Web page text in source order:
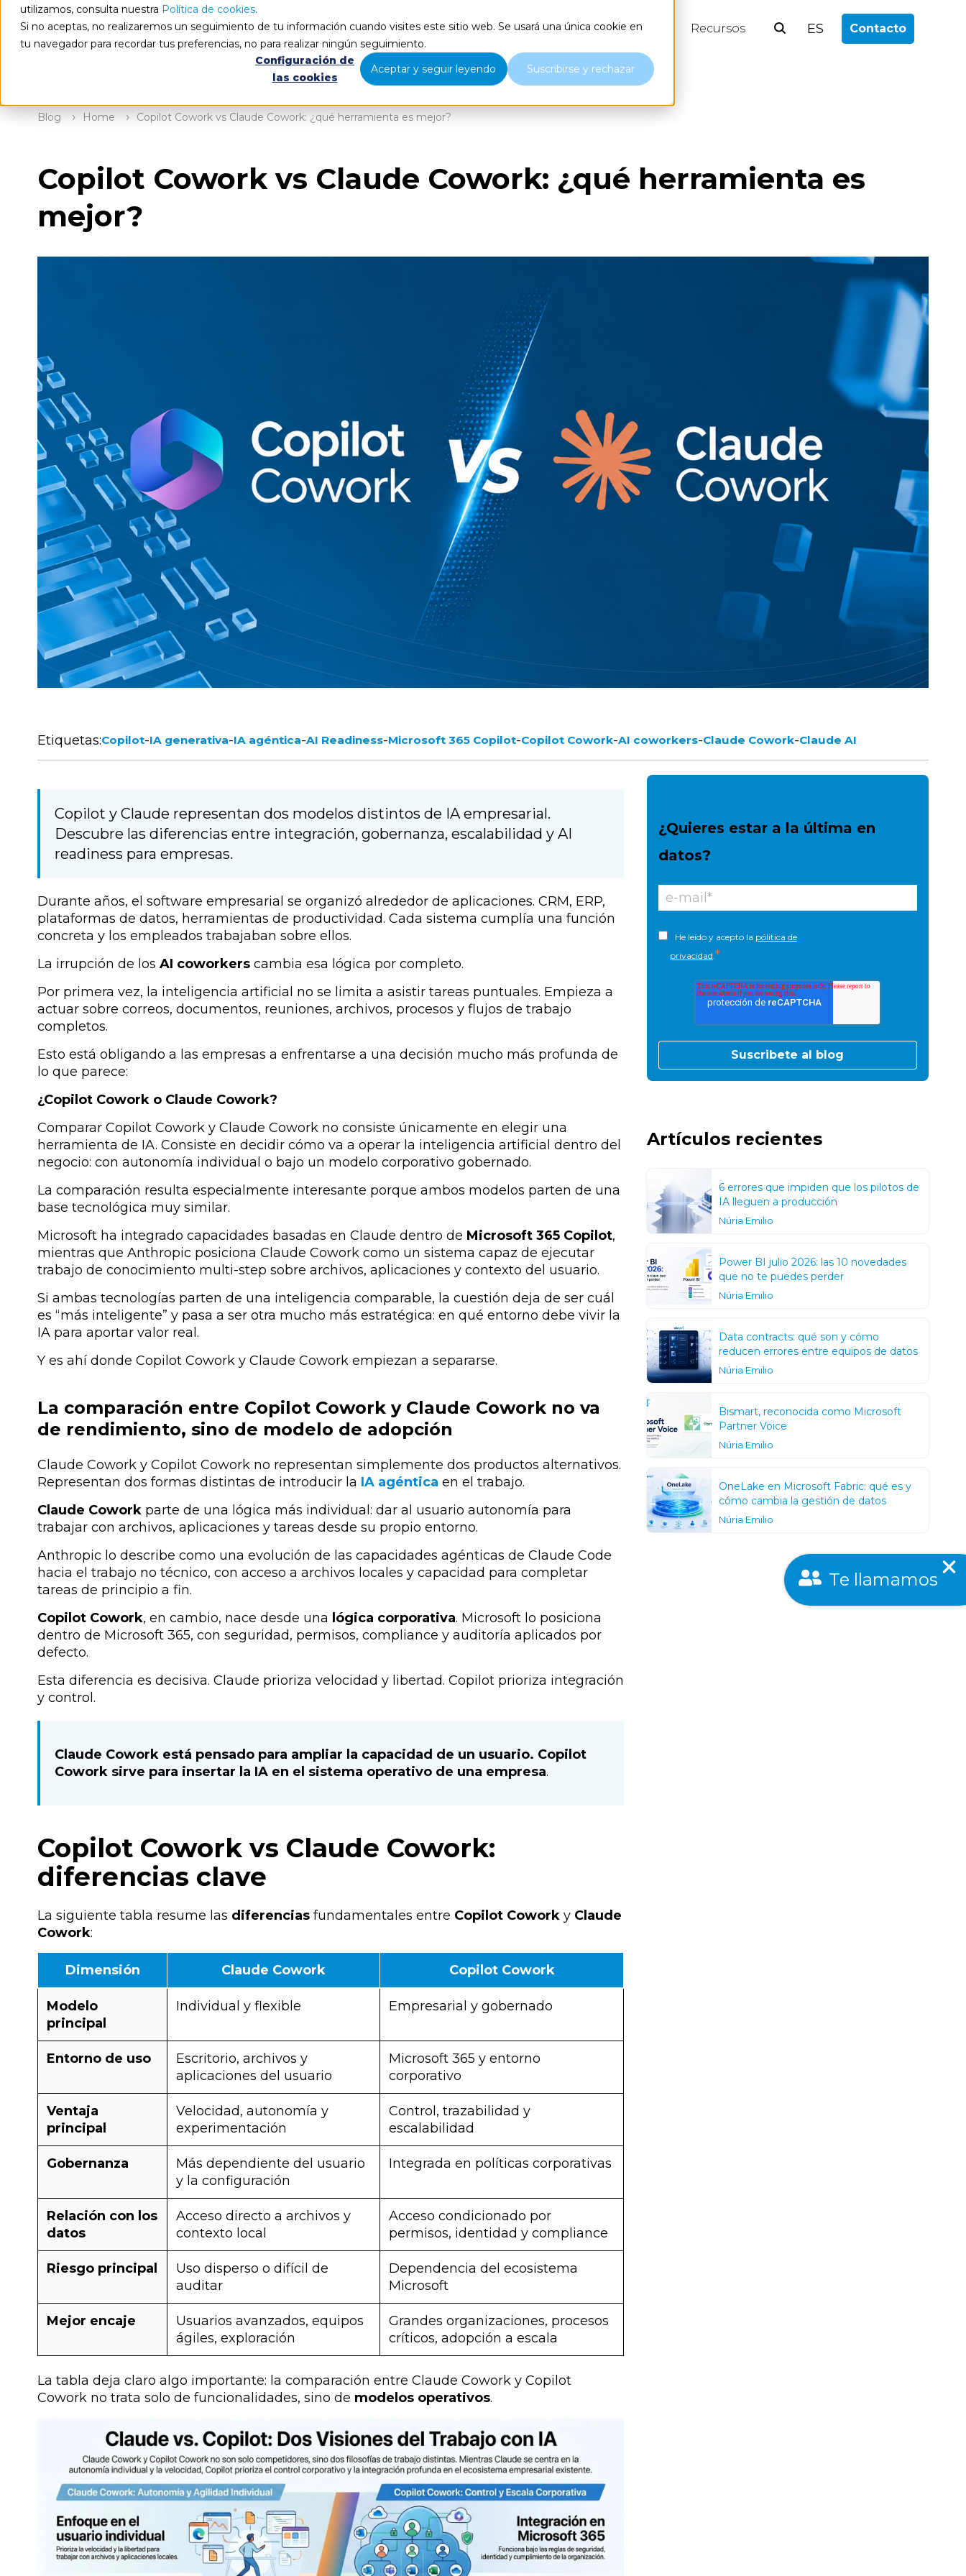
utilizamos, consulta nuestra Política de cookies.
Si no aceptas, no realizaremos un seguimiento de tu información cuando visites este sitio web. Se usará una única cookie en
tu navegador para recordar tus preferencias, no para realizar ningún seguimiento.
Configuración de
las cookies
Aceptar y seguir leyendo Suscribirse y rechazar
Qué hacemos Nosotros Blog Recursos ES Contacto
Blog Home Copilot Cowork vs Claude Cowork: ¿qué herramienta es mejor?
Copilot Cowork vs Claude Cowork: ¿qué herramienta es
mejor?
Etiquetas:Copilot-IA generativa-IA agéntica-AI Readiness-Microsoft 365 Copilot-Copilot Cowork-AI coworkers-Claude Cowork-Claude AI
Copilot y Claude representan dos modelos distintos de IA empresarial.
Descubre las diferencias entre integración, gobernanza, escalabilidad y AI
readiness para empresas.
Durante años, el software empresarial se organizó alrededor de aplicaciones. CRM, ERP,
plataformas de datos, herramientas de productividad. Cada sistema cumplía una función
concreta y los empleados trabajaban sobre ellos.
La irrupción de los AI coworkers cambia esa lógica por completo.
Por primera vez, la inteligencia artificial no se limita a asistir tareas puntuales. Empieza a
actuar sobre correos, documentos, reuniones, archivos, procesos y flujos de trabajo
completos.
Esto está obligando a las empresas a enfrentarse a una decisión mucho más profunda de
lo que parece:
¿Copilot Cowork o Claude Cowork?
Comparar Copilot Cowork y Claude Cowork no consiste únicamente en elegir una
herramienta de IA. Consiste en decidir cómo va a operar la inteligencia artificial dentro del
negocio: con autonomía individual o bajo un modelo corporativo gobernado.
La comparación resulta especialmente interesante porque ambos modelos parten de una
base tecnológica muy similar.
Microsoft ha integrado capacidades basadas en Claude dentro de Microsoft 365 Copilot,
mientras que Anthropic posiciona Claude Cowork como un sistema capaz de ejecutar
trabajo de conocimiento multi-step sobre archivos, aplicaciones y contexto del usuario.
Si ambas tecnologías parten de una inteligencia comparable, la cuestión deja de ser cuál
es “más inteligente” y pasa a ser otra mucho más estratégica: en qué entorno debe vivir la
IA para aportar valor real.
Y es ahí donde Copilot Cowork y Claude Cowork empiezan a separarse.
La comparación entre Copilot Cowork y Claude Cowork no va
de rendimiento, sino de modelo de adopción
Claude Cowork y Copilot Cowork no representan simplemente dos productos alternativos.
Representan dos formas distintas de introducir la IA agéntica en el trabajo.
Claude Cowork parte de una lógica más individual: dar al usuario autonomía para
trabajar con archivos, aplicaciones y tareas desde su propio entorno.
Anthropic lo describe como una evolución de las capacidades agénticas de Claude Code
hacia el trabajo no técnico, con acceso a archivos locales y capacidad para completar
tareas de principio a fin.
Copilot Cowork, en cambio, nace desde una lógica corporativa. Microsoft lo posiciona
dentro de Microsoft 365, con seguridad, permisos, compliance y auditoría aplicados por
defecto.
Esta diferencia es decisiva. Claude prioriza velocidad y libertad. Copilot prioriza integración
y control.
Claude Cowork está pensado para ampliar la capacidad de un usuario. Copilot
Cowork sirve para insertar la IA en el sistema operativo de una empresa.
Copilot Cowork vs Claude Cowork:
diferencias clave
La siguiente tabla resume las diferencias fundamentales entre Copilot Cowork y Claude
Cowork:
Dimensión Claude Cowork Copilot Cowork
Modelo
principal
Individual y flexible Empresarial y gobernado
Entorno de uso
Escritorio, archivos y
aplicaciones del usuario
Microsoft 365 y entorno
corporativo
Ventaja
principal
Velocidad, autonomía y
experimentación
Control, trazabilidad y
escalabilidad
Gobernanza
Más dependiente del usuario
y la configuración
Integrada en políticas corporativas
Relación con los
datos
Acceso directo a archivos y
contexto local
Acceso condicionado por
permisos, identidad y compliance
Riesgo principal
Uso disperso o difícil de
auditar
Dependencia del ecosistema
Microsoft
Mejor encaje
Usuarios avanzados, equipos
ágiles, exploración
Grandes organizaciones, procesos
críticos, adopción a escala
La tabla deja claro algo importante: la comparación entre Claude Cowork y Copilot
Cowork no trata solo de funcionalidades, sino de modelos operativos.
¿Quieres estar a la última en
datos?
He leído y acepto la pólitica de
privacidad *
Artículos recientes
6 errores que impiden que los pilotos de
IA lleguen a producción
Núria Emilio
Power BI julio 2026: las 10 novedades
que no te puedes perder
Núria Emilio
Data contracts: qué son y cómo
reducen errores entre equipos de datos
Núria Emilio
Bismart, reconocida como Microsoft
Partner Voice
Núria Emilio
OneLake en Microsoft Fabric: qué es y
cómo cambia la gestión de datos
Núria Emilio
Te llamamos